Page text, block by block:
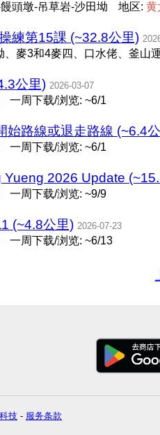
頭墩-吊草岩-沙田坳 地区: 黄
練第15課 (~32.8公里)
、麥3和4麥四、口水佬、釜山
公里) 2026-03-07
一周下载/浏览: ~6/1
始路線或退走路線 (~6.4
一周下载/浏览: ~6/1
Yueng 2026 Update
一周下载/浏览: ~9/9
(~4.8公里) 2026-07-23
一周下载/浏览: ~6/13
技 - 服务条款